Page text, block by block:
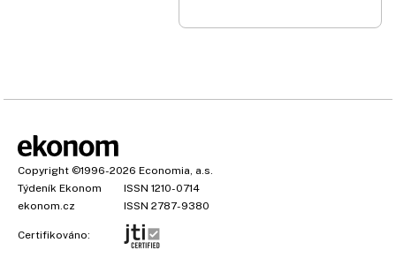
Copyright ©1996-2026 Economia, a.s.
Týdeník Ekonom
ISSN 1210-0714
ekonom.cz
ISSN 2787-9380
Certifikováno: